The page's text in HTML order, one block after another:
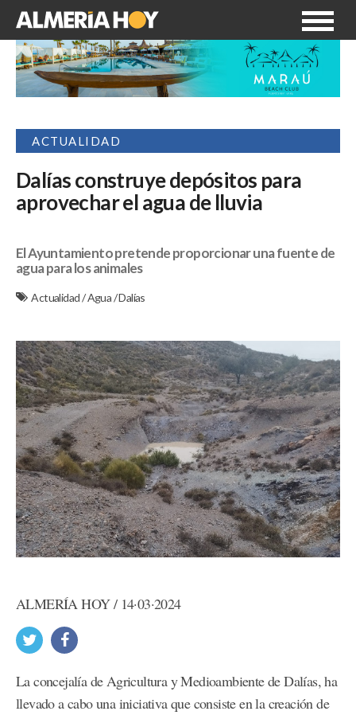
ACTUALIDAD
Dalías construye depósitos para
aprovechar el agua de lluvia
El Ayuntamiento pretende proporcionar una fuente de
agua para los animales
Actualidad/Agua/Dalías
ALMERÍA HOY / 14·03·2024
La concejalía de Agricultura y Medioambiente de Dalías, ha
llevado a cabo una iniciativa que consiste en la creación de